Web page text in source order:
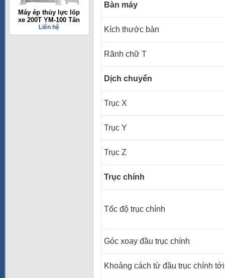
Máy ép thủy lực lốp
xe 200T YM-100 Tấn
Liên hệ
Bàn máy
Kích thước bàn
Rãnh chữ T
Dịch chuyển
Trục X
Trục Y
Trục Z
Trục chính
Tốc độ trục chính
Góc xoay đầu trục chính
Khoảng cách từ đầu trục chính